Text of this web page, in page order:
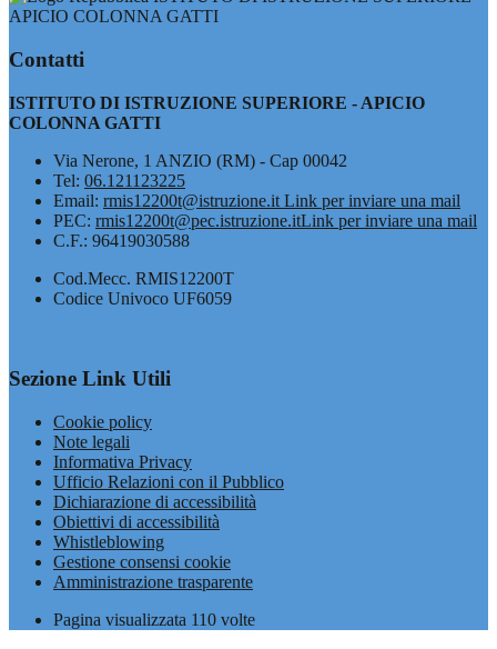
APICIO COLONNA GATTI
Contatti
ISTITUTO DI ISTRUZIONE SUPERIORE - APICIO
COLONNA GATTI
Via Nerone, 1 ANZIO (RM) - Cap 00042
Tel: 06.121123225
Email: rmis12200t@istruzione.it Link per inviare una mail
PEC: rmis12200t@pec.istruzione.itLink per inviare una mail
C.F.: 96419030588
Cod.Mecc. RMIS12200T
Codice Univoco UF6059
Sezione Link Utili
Cookie policy
Note legali
Informativa Privacy
Ufficio Relazioni con il Pubblico
Dichiarazione di accessibilità
Obiettivi di accessibilità
Whistleblowing
Gestione consensi cookie
Amministrazione trasparente
Pagina visualizzata 110 volte